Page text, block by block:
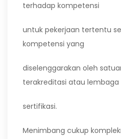
terhadap kompetensi
untuk pekerjaan tertentu
kompetensi yang
diselenggarakan oleh
terakreditasi atau lembaga
sertifikasi.
Menimbang cukup